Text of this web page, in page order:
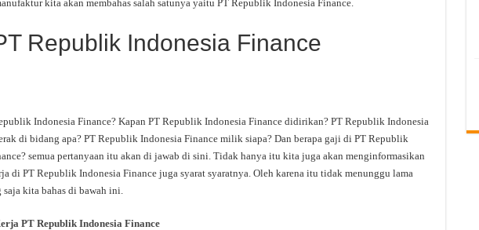
kita akan membahas salah satunya yaitu PT Republik Indonesia Finance.
Republik Indonesia Finance
Indonesia Finance? Kapan PT Republik Indonesia Finance didirikan? PT Republik Indonesia
di bidang apa? PT Republik Indonesia Finance milik siapa? Dan berapa gaji di PT Republik
semua pertanyaan itu akan di jawab di sini. Tidak hanya itu kita juga akan menginformasikan
di PT Republik Indonesia Finance juga syarat syaratnya. Oleh karena itu tidak menunggu lama
kita bahas di bawah ini.
PT Republik Indonesia Finance